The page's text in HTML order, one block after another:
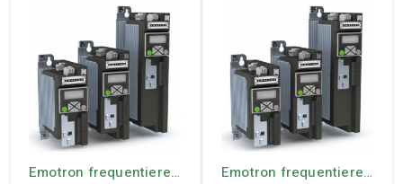
Emotron frequentiereg. VS30-40-2P4-20 3ph IP20 -0.75 kW (incl Key pad) Emotron frequentiereg. VS30-40-3P2-20 3ph IP20 -1.1 kW (incl Key pad)